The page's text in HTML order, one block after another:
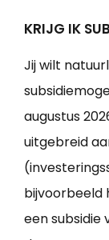
KRIJG IK
Jij wilt
augustus
uitgebreid
bijvoorbeeld
een subsidie